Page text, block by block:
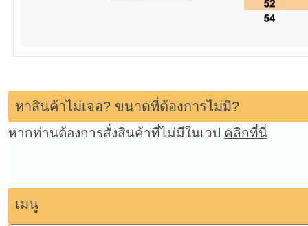
หาสินค้าไม่เจอ? ขนาดที่ต้องการไม่มี?
หากท่านต้องการสั่งสินค้าที่ไม่มีในเวป คลิกที่นี่
เมนู